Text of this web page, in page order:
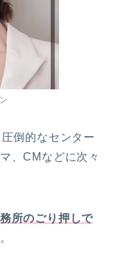
倒的なセンター
、CMなどに次々
務所のごり押しで